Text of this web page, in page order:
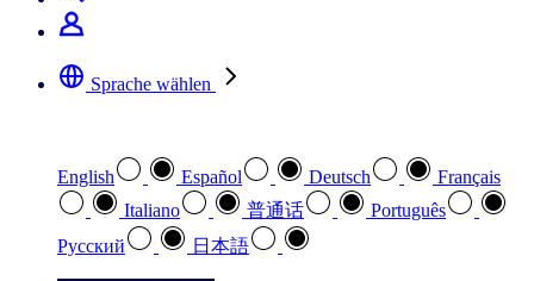
Sprache wählen
English Español Deutsch
Français
Italiano
普通话
Português
Pусский
日本語